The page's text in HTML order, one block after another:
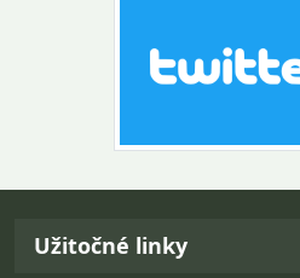
Návrat na začiatok stránky
Užitočné linky